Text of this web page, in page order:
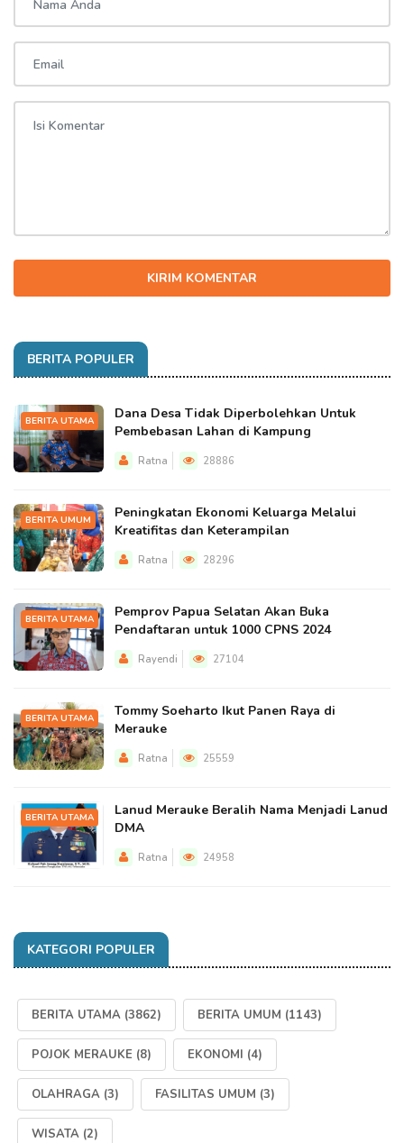
KIRIM KOMENTAR
BERITA POPULER
BERITA UTAMA
Dana Desa Tidak Diperbolehkan Untuk
Pembebasan Lahan di Kampung
Ratna 28886
BERITA UMUM
Peningkatan Ekonomi Keluarga Melalui
Kreatifitas dan Keterampilan
Ratna 28296
BERITA UTAMA
Pemprov Papua Selatan Akan Buka
Pendaftaran untuk 1000 CPNS 2024
Rayendi 27104
BERITA UTAMA
Tommy Soeharto Ikut Panen Raya di
Merauke
Ratna 25559
BERITA UTAMA
Lanud Merauke Beralih Nama Menjadi Lanud
DMA
Ratna 24958
KATEGORI POPULER
BERITA UTAMA (3862) BERITA UMUM (1143)
POJOK MERAUKE (8) EKONOMI (4)
OLAHRAGA (3) FASILITAS UMUM (3)
WISATA (2)